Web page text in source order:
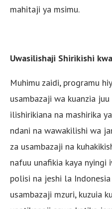
mahitaji ya msimu.
Uwasilishaji Shirikishi
Muhimu zaidi, programu
usambazaji wa kuanzia
ilishirikiana na mashirika
ndani na wawakilishi wa
za usambazaji na
nafuu unafikia kaya nyingi
polisi na jeshi la
usambazaji mzuri, kuzuia